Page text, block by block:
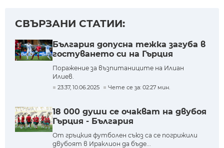
СВЪРЗАНИ СТАТИИ:
България допусна тежка загуба в
гостуването си на Гърция
Поражение за възпитаниците на Илиан
Илиев.
23:37, 10.06.2025 Чете се за: 02:27 мин.
18 000 души се очакват на двубоя
Гърция - България
От гръцкия футболен съюз са се погрижили
двубоят в Ираклион да бъде...